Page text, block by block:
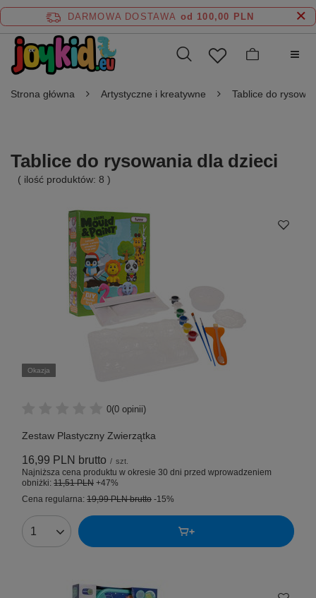
DARMOWA DOSTAWA od 100,00 PLN
Strona główna Artystyczne i kreatywne Tablice do
Tablice do rysowania dla dzieci
( ilość produktów: 8 )
Okazja
0(0 opinii)
Zestaw Plastyczny Zwierzątka
16,99 PLN brutto / szt.
Najniższa cena produktu w okresie 30 dni przed wprowadzeniem
obniżki: 11,51 PLN +47%
Cena regularna: 19,99 PLNbrutto -15%